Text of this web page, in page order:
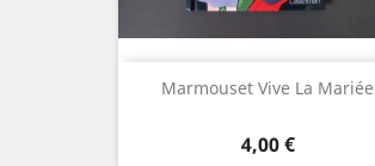
Marmouset Vive La Mariée
Prix
4,00 €